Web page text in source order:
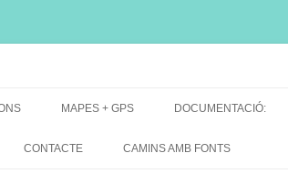
MAPES + GPS
MAPES EXCURSIONS
DOCUMENTACIÓ:
CONTACTE CAMINS AMB FONTS